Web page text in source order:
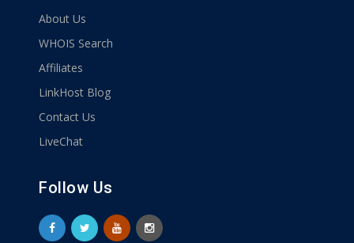
About Us
WHOIS Search
Affiliates
LinkHost Blog
Contact Us
LiveChat
Follow Us